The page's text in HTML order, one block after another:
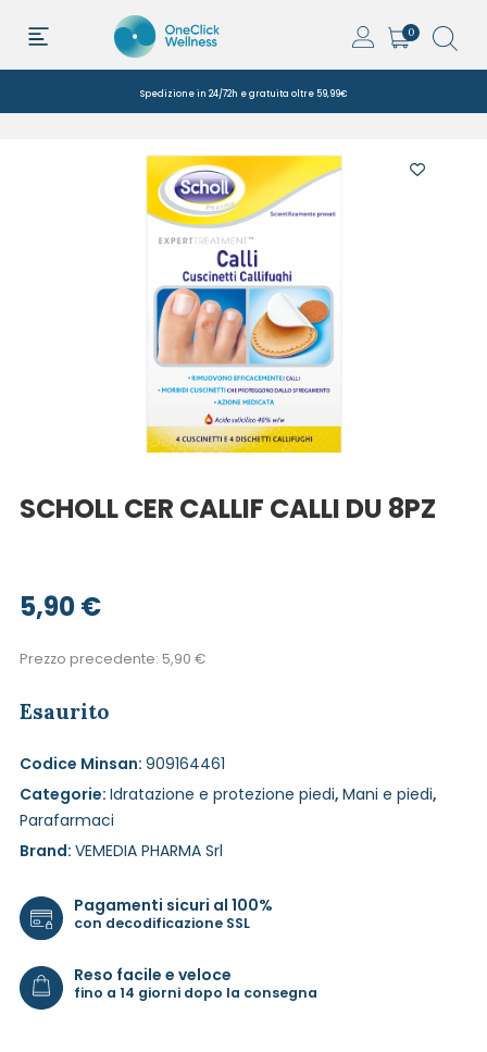
0
Spedizione in 24/72h e gratuita oltre 59,99€
SCHOLL CER CALLIF CALLI DU 8PZ
5,90€
Prezzo precedente: 5,90 €
Esaurito
Codice Minsan: 909164461
Categorie: Idratazione e protezione piedi, Mani e piedi,
Parafarmaci
Brand: VEMEDIA PHARMA Srl
Pagamenti sicuri al 100%
con decodificazione SSL
Reso facile e veloce
fino a 14 giorni dopo la consegna